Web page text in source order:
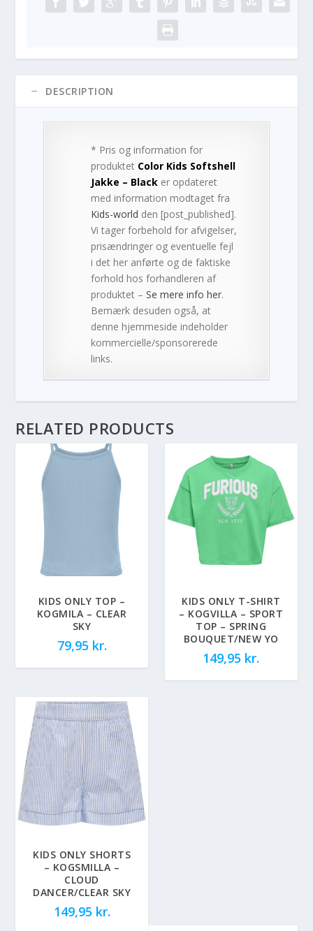
DESCRIPTION
* Pris og information for
produktet Color Kids Softshell
Jakke – Black er opdateret
med information modtaget fra
Kids-world den [post_published].
Vi tager forbehold for afvigelser,
prisændringer og eventuelle fejl
i det her anførte og de faktiske
forhold hos forhandleren af
produktet –Se mere info her.
Bemærk desuden også, at
denne hjemmeside indeholder
kommercielle/sponsorerede
links.
RELATED PRODUCTS
KIDS ONLY TOP –
KOGMILA – CLEAR
SKY
79,95 kr.
KIDS ONLY T-SHIRT
– KOGVILLA – SPORT
TOP – SPRING
BOUQUET/NEW YO
149,95 kr.
KIDS ONLY SHORTS
– KOGSMILLA –
CLOUD
DANCER/CLEAR SKY
149,95 kr.